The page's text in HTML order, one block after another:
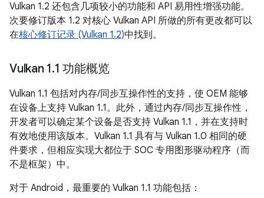
Vulkan 1.2 还包含几项较小的功能和 API 易用性增强功能。
次要修订版本 1.2 对核心 Vulkan API 所做的所有更改都可以
在核心修订记录 (Vulkan 1.2)中找到。
Vulkan 1.1 功能概览
Vulkan 1.1 包括对内存/同步互操作性的支持，使 OEM 能够
在设备上支持 Vulkan 1.1。此外，通过内存/同步互操作性，
开发者可以确定某个设备是否支持 Vulkan 1.1，并在支持时
有效地使用该版本。Vulkan 1.1 具有与 Vulkan 1.0 相同的硬
件要求，但相应实现大都位于 SOC 专用图形驱动程序（而
不是框架）中。
对于 Android，最重要的 Vulkan 1.1 功能包括：